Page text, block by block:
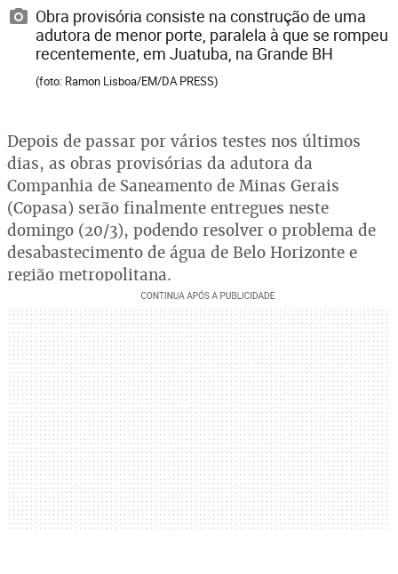
Obra provisória consiste na construção de uma
adutora de menor porte, paralela à que se rompeu
recentemente, em Juatuba, na Grande BH
(foto: Ramon Lisboa/EM/DA PRESS)
Depois de passar por vários testes nos últimos
dias, as obras provisórias da adutora da
Companhia de Saneamento de Minas Gerais
(Copasa) serão finalmente entregues neste
domingo (20/3), podendo resolver o problema de
desabastecimento de água de Belo Horizonte e
região metropolitana.